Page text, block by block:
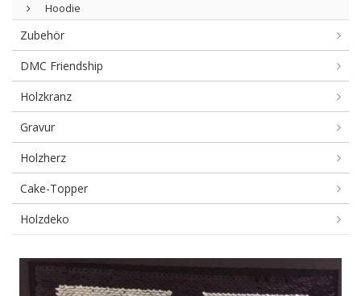
Hoodie
Zubehör
DMC Friendship
Holzkranz
Gravur
Holzherz
Cake-Topper
Holzdeko
Accessoires